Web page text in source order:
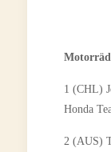
1 (CHL)
Honda
2